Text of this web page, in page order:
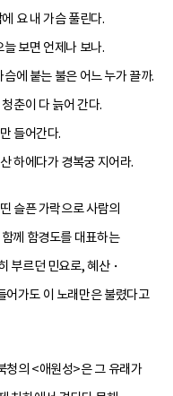
요 내 가슴 풀린다.
늘 보면 언제나 보나.
에 붙는 불은 어느 누가 끌까.
춘이 다 늙어 간다.
들어간다.
하에다가 경복궁 지어라.
슬픈 가락으로 사람의
께 함경도를 대표하는
부르던 민요로, 혜산・
가도 이 노래만은 불렸다고
청의 <애원성>은 그 유래가